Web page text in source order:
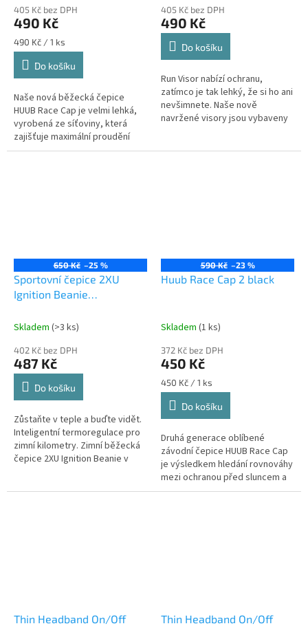
405 Kč bez DPH
490 Kč
Měrná
cena:
490 Kč / 1 ks
Do košíku
Naše nová běžecká čepice
HUUB Race Cap je velmi lehká,
vyrobená ze síťoviny, která
zajišťuje maximální proudění
vzduchu a přenos vlhkosti.
405 Kč bez DPH
490 Kč
Do košíku
Run Visor nabízí ochranu,
zatímco je tak lehký, že si ho ani
nevšimnete. Naše nově
navržené visory jsou vybaveny
650 Kč –25 %
Sportovní čepice 2XU
Ignition Beanie
Reflective
Skladem (>3 ks)
402 Kč bez DPH
487 Kč
Do košíku
Zůstaňte v teple a buďte vidět.
Inteligentní termoregulace pro
zimní kilometry. Zimní běžecká
čepice 2XU Ignition Beanie v
590 Kč –23 %
Huub Race Cap 2 black
Skladem (1 ks)
372 Kč bez DPH
450 Kč
Měrná
cena:
450 Kč / 1 ks
Do košíku
Druhá generace oblíbené
závodní čepice HUUB Race Cap
je výsledkem hledání rovnováhy
mezi ochranou před sluncem a
efektivním chlazením. Zatímco
Thin Headband On/Off Thin Headband On/Off